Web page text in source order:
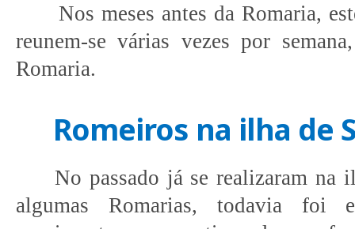
Nos meses antes da Romaria,
reunem-se várias vezes por
Romaria.
Romeiros na ilha de
No passado já se realizaram na
algumas Romarias, todavia foi